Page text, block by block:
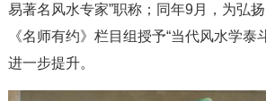
易著名风水专家”职称；同年9月，为弘
《名师有约》栏目组授予“当代风水学泰
进一步提升。